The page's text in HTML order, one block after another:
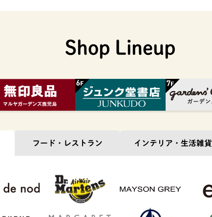
Shop Lineup
フード・ レストラン インテリア・ 生活雑貨